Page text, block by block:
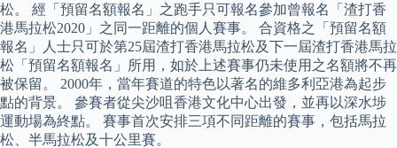
松。 經「預留名額報名」之跑手只可報名參加曾報名「渣打香
港馬拉松2020」之同一距離的個人賽事。 合資格之「預留名額
報名」人士只可於第25屆渣打香港馬拉松及下一屆渣打香港馬拉
松「預留名額報名」所用，如於上述賽事仍未使用之名額將不再
被保留。 2000年，當年賽道的特色以著名的維多利亞港為起步
點的背景。 參賽者從尖沙咀香港文化中心出發，並再以深水埗
運動場為終點。 賽事首次安排三項不同距離的賽事，包括馬拉
松、半馬拉松及十公里賽。